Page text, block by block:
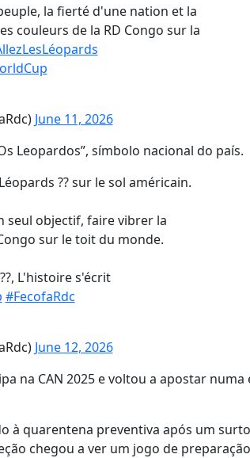
la fierté d'une nation et la
couleurs de la RD Congo sur la
June 11, 2026
Leopardos”, símbolo nacional do país.
?? sur le sol américain.
seul objectif, faire vibrer la
sur le toit du monde.
L'histoire s'écrit
#FecofaRdc
June 12, 2026
na CAN 2025 e voltou a apostar numa
à quarentena preventiva após um
chegou a ver um jogo de